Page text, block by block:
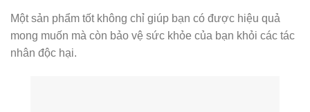
Một sản phẩm tốt không chỉ giúp bạn có được hiệu quả
mong muốn mà còn bảo vệ sức khỏe của bạn khỏi các tác
nhân độc hại.